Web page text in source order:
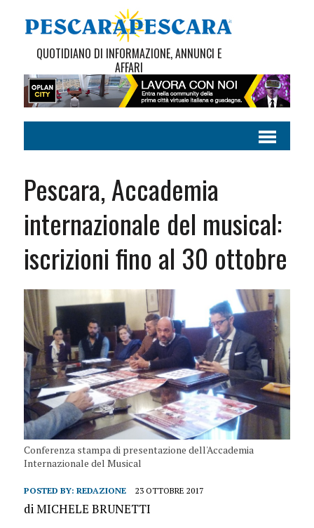
QUOTIDIANO DI INFORMAZIONE, ANNUNCI E
AFFARI
Pescara, Accademia
internazionale del musical:
iscrizioni fino al 30 ottobre
Conferenza stampa di presentazione dell'Accademia
Internazionale del Musical
POSTED BY: REDAZIONE 23 OTTOBRE 2017
di MICHELE BRUNETTI